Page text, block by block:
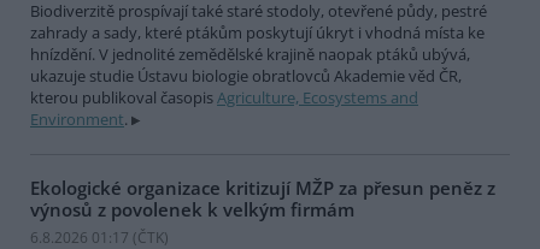
Biodiverzitě prospívají také staré stodoly, otevřené půdy, pestré
zahrady a sady, které ptákům poskytují úkryt i vhodná místa ke
hnízdění. V jednolité zemědělské krajině naopak ptáků ubývá,
ukazuje studie Ústavu biologie obratlovců Akademie věd ČR,
kterou publikoval časopisAgriculture, Ecosystems and
Environment.
Ekologické organizace kritizují MŽP za přesun peněz z
výnosů z povolenek k velkým firmám
6.8.2026 01:17 (ČTK)